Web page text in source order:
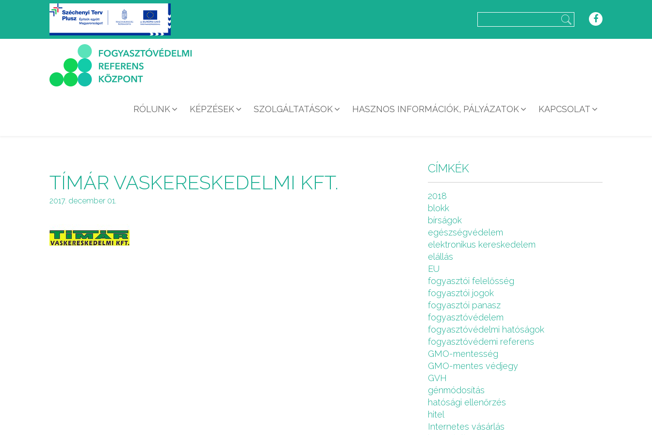
RÓLUNK KÉPZÉSEK SZOLGÁLTATÁSOK HASZNOS INFORMÁCIÓK, PÁLYÁZATOK KAPCSOLAT
TÍMÁR VASKERESKEDELMI KFT.
2017. december 01.
CÍMKÉK
2018
blokk
bírságok
egészségvédelem
elektronikus kereskedelem
elállás
EU
fogyasztói felelősség
fogyasztói jogok
fogyasztói panasz
fogyasztóvédelem
fogyasztóvédelmi hatóságok
fogyasztóvédemi referens
GMO-mentesség
GMO-mentes védjegy
GVH
génmódosítás
hatósági ellenőrzés
hitel
Internetes vásárlás